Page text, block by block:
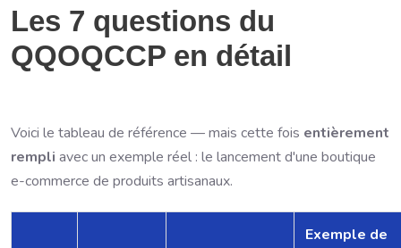
Les 7 questions du
QQOQCCP en détail
Voici le tableau de référence — mais cette fois entièrement
rempli avec un exemple réel : le lancement d'une boutique
e-commerce de produits artisanaux.
Exemple de